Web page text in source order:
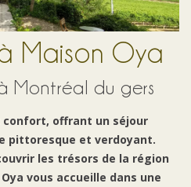
Maison Oya
Montréal du gers
offrant un séjour
pittoresque et verdoyant.
les trésors de la région
vous accueille dans une